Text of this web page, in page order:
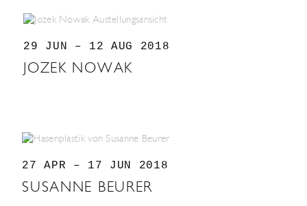
29 JUN – 12 AUG 2018
JOZEK NOWAK
27 APR – 17 JUN 2018
SUSANNE BEURER